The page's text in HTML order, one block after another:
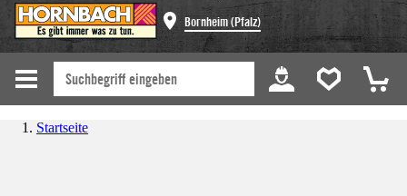
Bornheim (Pfalz)
Startseite